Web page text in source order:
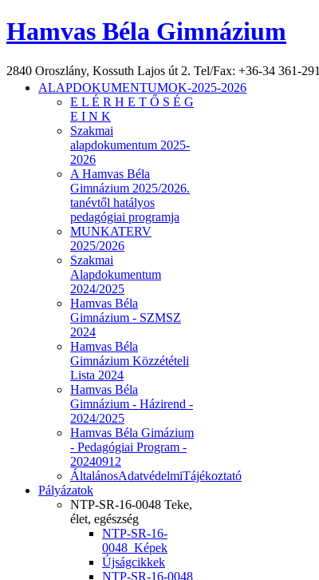
Hamvas Béla Gimnázium
2840 Oroszlány, Kossuth Lajos út 2. Tel/Fax: +36-34 361-291
ALAPDOKUMENTUMOK-2025-2026
E L É R H E T Ő S É G
E I N K
Szakmai
alapdokumentum 2025-
2026
A Hamvas Béla
Gimnázium 2025/2026.
tanévtől hatályos
pedagógiai programja
MUNKATERV
2025/2026
Szakmai
Alapdokumentum
2024/2025
Hamvas Béla
Gimnázium - SZMSZ
2024
Hamvas Béla
Gimnázium Közzétételi
Lista 2024
Hamvas Béla
Gimnázium - Házirend -
2024/2025
Hamvas Béla Gimázium
- Pedagógiai Program -
20240912
ÁltalánosAdatvédelmiTájékoztató
Pályázatok
NTP-SR-16-0048 Teke,
élet, egészség
NTP-SR-16-
0048_Képek
Újságcikkek
NTP-SR-16-0048